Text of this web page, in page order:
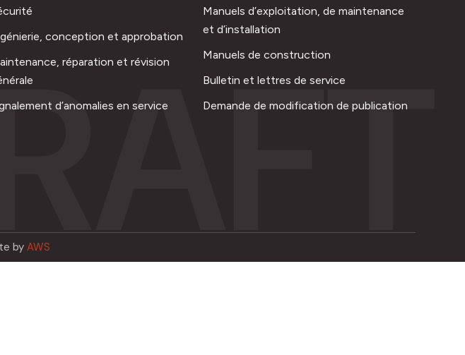
conception et approbation
réparation et révision
d’anomalies en service
Manuels d’exploitation, de maintenance
et d’installation
Manuels de construction
Bulletin et lettres de service
Demande de modification de publication
by AWS